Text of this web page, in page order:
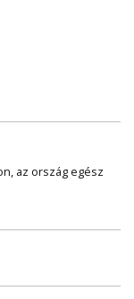
az ország egész